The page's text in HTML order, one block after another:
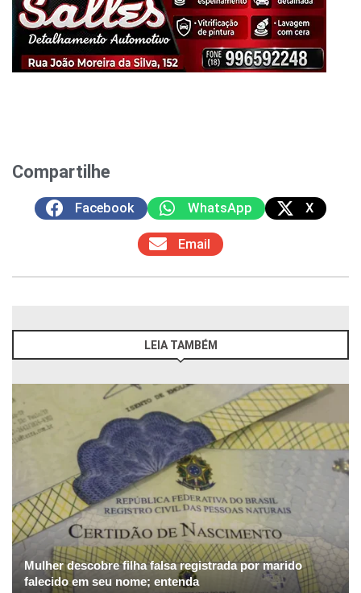
Compartilhe
Facebook WhatsApp X
Email
LEIA TAMBÉM
Mulher descobre filha falsa registrada por marido
falecido em seu nome; entenda